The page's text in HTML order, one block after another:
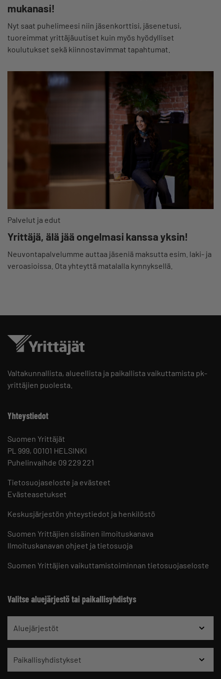
mukanasi!
Nyt saat puhelimeesi niin jäsenkorttisi, jäsenetusi,
tuoreimmat yrittäjäuutiset kuin myös hyödylliset
koulutukset sekä kiinnostavimmat tapahtumat.
Palvelut ja edut
Yrittäjä, älä jää ongelmasi kanssa yksin!
Neuvontapalvelumme auttaa jäseniä maksutta esim. laki- ja
veroasioissa. Ota yhteyttä matalalla kynnyksellä.
Valtakunnallista, alueellista ja paikallista vaikuttamista pk-
yrittäjien puolesta.
Yhteystiedot
Suomen Yrittäjät
PL 999, 00101 HELSINKI
Puhelinvaihde 09 229 221
Tietosuojaseloste ja evästeet
Evästeasetukset
Keskusjärjestön yhteystiedot ja henkilöstö
Suomen Yrittäjien sisäinen ilmoituskanava
Ilmoituskanavan ohjeet ja tietosuoja
Suomen Yrittäjien vaikuttamistoiminnan tietosuojaseloste
Valitse aluejärjestö tai paikallisyhdistys
Aluejärjestöt
Paikallisyhdistykset